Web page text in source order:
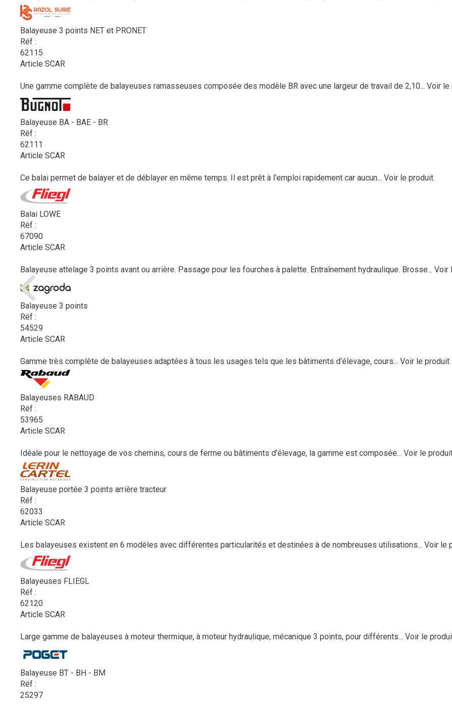
Balayeuse 3 points NET et PRONET
Réf :
62115
Article SCAR
Une gamme complète de balayeuses ramasseuses composée des modèle BR avec une largeur de travail de 2,10... Voir le
Balayeuse BA - BAE - BR
Réf :
62111
Article SCAR
Ce balai permet de balayer et de déblayer en même temps. Il est prêt à l’emploi rapidement car aucun... Voir le produit
Balai LOWE
Réf :
67090
Article SCAR
Balayeuse attelage 3 points avant ou arrière. Passage pour les fourches à palette. Entraînement hydraulique. Brosse... Voir
Balayeuse 3 points
Réf :
54529
Article SCAR
Gamme très complète de balayeuses adaptées à tous les usages tels que les bâtiments d’élevage, cours... Voir le produit
Balayeuses RABAUD
Réf :
53965
Article SCAR
Idéale pour le nettoyage de vos chemins, cours de ferme ou bâtiments d'élevage, la gamme est composée... Voir le
Balayeuse portée 3 points arrière tracteur
Réf :
62033
Article SCAR
Les balayeuses existent en 6 modèles avec différentes particularités et destinées à de nombreuses utilisations... Voir le
Balayeuses FLIEGL
Réf :
62120
Article SCAR
Large gamme de balayeuses à moteur thermique, à moteur hydraulique, mécanique 3 points, pour différents... Voir le
Balayeuse BT - BH - BM
Réf :
25297